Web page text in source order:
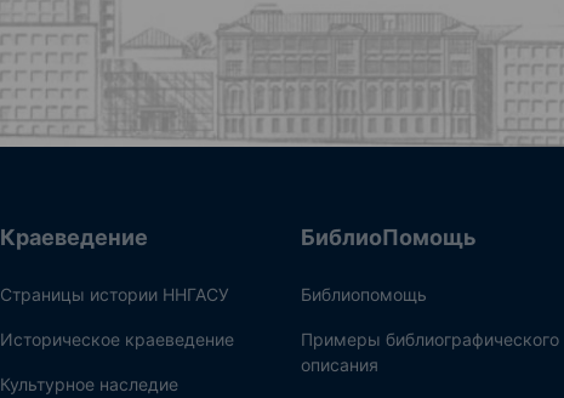
Краеведение
Страницы истории ННГАСУ
Историческое краеведение
Культурное наследие
БиблиоПомощь
Библиопомощь
Примеры библиографического
описания